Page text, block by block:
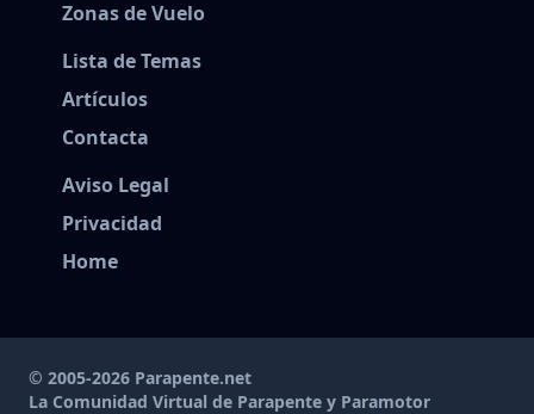
Zonas de Vuelo
Lista de Temas
Artículos
Contacta
Aviso Legal
Privacidad
Home
© 2005-2026 Parapente.net
La Comunidad Virtual de Parapente y Paramotor